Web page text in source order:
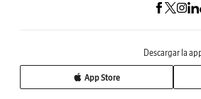
Descargar la
App Store